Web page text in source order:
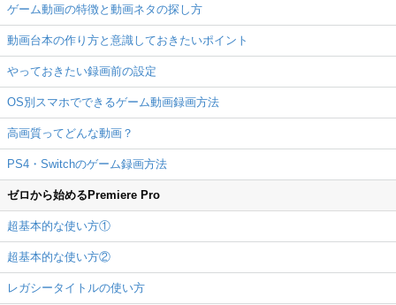
ゲーム動画の特徴と動画ネタの探し方
動画台本の作り方と意識しておきたいポイント
やっておきたい録画前の設定
OS別スマホでできるゲーム動画録画方法
高画質ってどんな動画？
PS4・Switchのゲーム録画方法
ゼロから始めるPremiere Pro
超基本的な使い方①
超基本的な使い方②
レガシータイトルの使い方